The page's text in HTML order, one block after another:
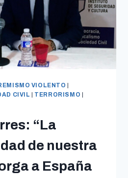
VIOLENTO
CIVIL TERRORISMO
“La
de nuestra
a España